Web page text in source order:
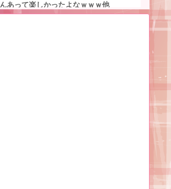
あって楽しかったよなｗｗｗ他
豪校のジャガイモダンサー←ベンチ...
うなされてたとき 優しくち...